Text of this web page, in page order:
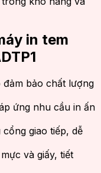
in tem
bảo chất lượng
ứng nhu cầu in ấn
giao tiếp, dễ
và giấy, tiết